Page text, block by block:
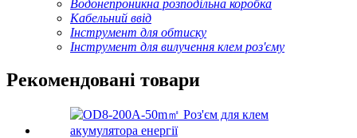
Водонепроникна розподільна коробка
Кабельний ввід
Інструмент для обтиску
Інструмент для вилучення клем роз'єму
Рекомендовані товари